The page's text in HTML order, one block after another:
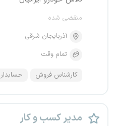
منقضی شده
آذربایجان شرقی
تمام وقت
کارشناس فروش حسابدار
مدیر کسب و کار